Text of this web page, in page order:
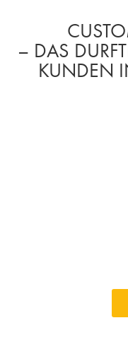
– DAS
KUNDEN